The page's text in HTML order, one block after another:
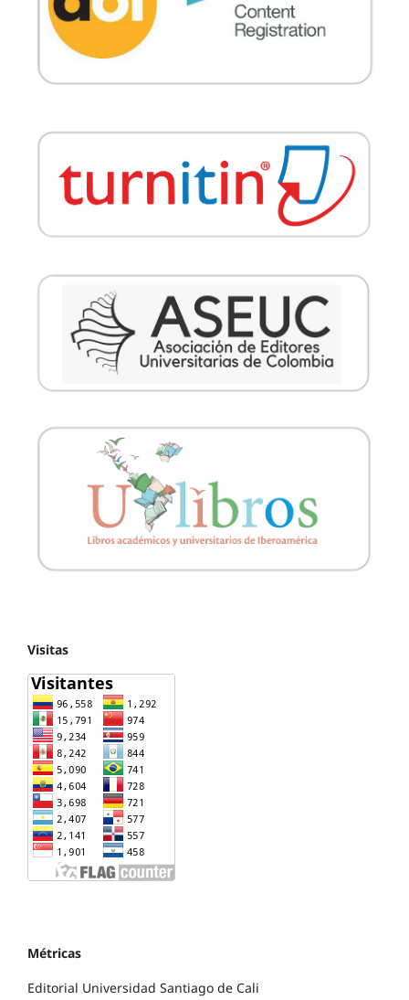
Visitas
Métricas
Editorial Universidad Santiago de Cali